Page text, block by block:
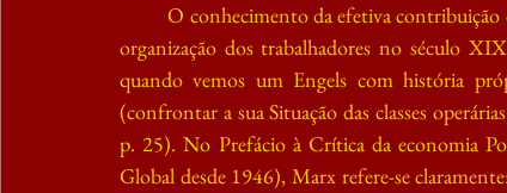
O conhecimento da efetiva
organização dos trabalhadores no século
quando vemos um Engels com história
(confrontar a sua Situação das classes
p. 25). No Prefácio à Crítica da economia
Global desde 1946), Marx refere-se